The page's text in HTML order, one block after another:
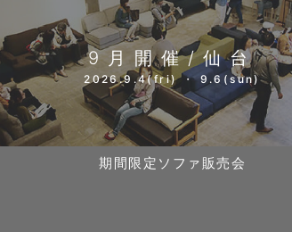
9月開催/仙台
2026.9.4(fri) ・ 9.6(sun)
期間限定ソファ販売会